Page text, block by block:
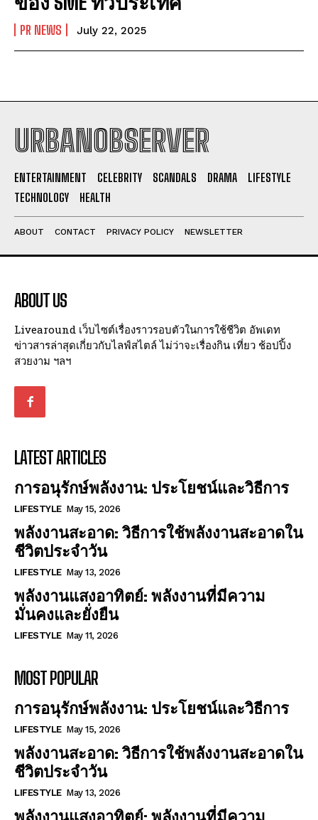
I WANT IN
I've read and accept the Privacy Policy
PR NEWS July 22, 2025
URBANOBSERVER
ENTERTAINMENT CELEBRITY SCANDALS DRAMA
LIFESTYLE
TECHNOLOGY
HEALTH
ABOUT CONTACT PRIVACY POLICY NEWSLETTER
ABOUT US
Livearound เว็บไซต์เรื่องราวรอบตัวในการใช้ชีวิต อัพเดท
ข่าวสารล่าสุดเกี่ยวกับไลฟ์สไตล์ ไม่ว่าจะเรื่องกิน เที่ยว ช้อปปิ้ง
สวยงาม ฯลฯ
LATEST ARTICLES
การอนุรักษ์พลังงาน: ประโยชน์และวิธีการ
LIFESTYLE May 15, 2026
พลังงานสะอาด: วิธีการใช้พลังงานสะอาดใน
ชีวิตประจำวัน
LIFESTYLE May 13, 2026
พลังงานแสงอาทิตย์: พลังงานที่มีความ
มั่นคงและยั่งยืน
LIFESTYLE May 11, 2026
MOST POPULAR
การอนุรักษ์พลังงาน: ประโยชน์และวิธีการ
LIFESTYLE May 15, 2026
พลังงานสะอาด: วิธีการใช้พลังงานสะอาดใน
ชีวิตประจำวัน
LIFESTYLE May 13, 2026